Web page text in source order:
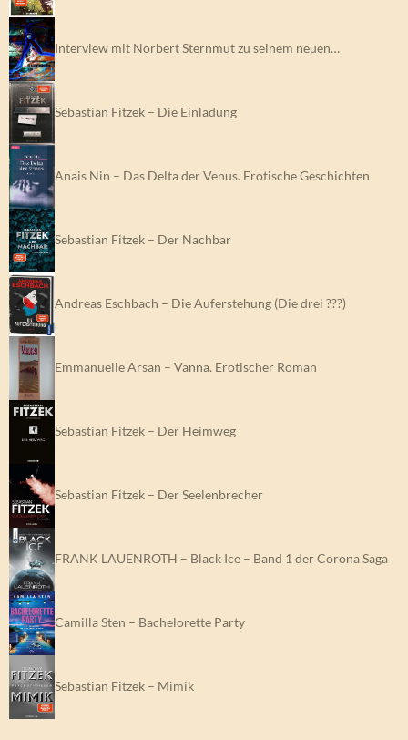
Interview mit Norbert Sternmut zu seinem neuen…
Sebastian Fitzek – Die Einladung
Anais Nin – Das Delta der Venus. Erotische Geschichten
Sebastian Fitzek – Der Nachbar
Andreas Eschbach – Die Auferstehung (Die drei ???)
Emmanuelle Arsan – Vanna. Erotischer Roman
Sebastian Fitzek – Der Heimweg
Sebastian Fitzek – Der Seelenbrecher
FRANK LAUENROTH – Black Ice – Band 1 der Corona Saga
Camilla Sten – Bachelorette Party
Sebastian Fitzek – Mimik